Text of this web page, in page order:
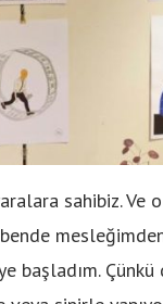
sahibiz.
başladım.